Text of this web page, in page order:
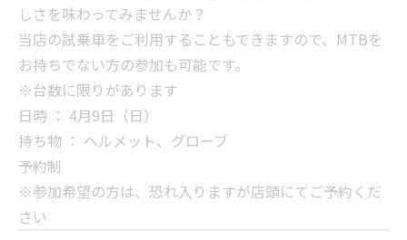
しさを味わってみませんか？
当店の試乗車をご利用することもできますので、MTBを
お持ちでない方の参加も可能です。
※台数に限りがあります
日時 ： 4月9日（日）
持ち物 ： ヘルメット、グローブ
予約制
※参加希望の方は、恐れ入りますが店頭にてご予約くだ
さい